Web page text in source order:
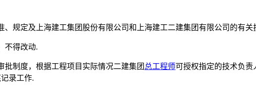
规定及上海建工集团股份有限公司和上海建工二建集团有限公司的有关
不得改动.
制度，根据工程项目实际情况二建集团 总工程师可授权指定的技术负
录工作.